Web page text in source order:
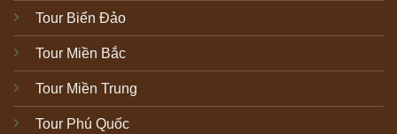
Tour Biển Đảo
Tour Miền Bắc
Tour Miền Trung
Tour Phú Quốc